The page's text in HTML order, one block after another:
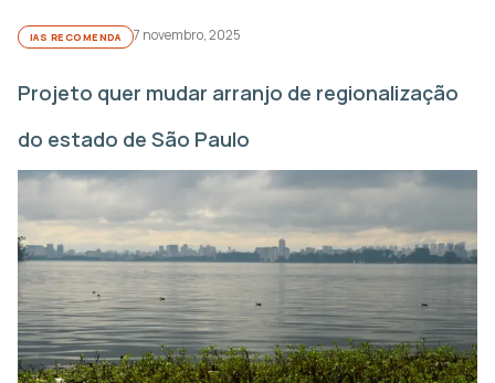
IAS RECOMENDA 7 novembro, 2025
Projeto quer mudar arranjo de regionalização
do estado de São Paulo